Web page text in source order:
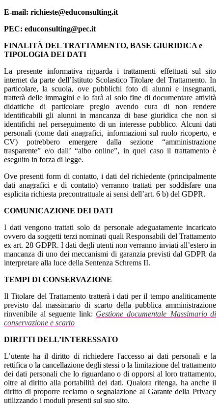
E-mail: richieste@educonsulting.it
PEC: educonsulting@pec.it
FINALITÀ DEL TRATTAMENTO, BASE GIURIDICA e
TIPOLOGIA DEI DATI
La presente informativa riguarda i trattamenti effettuati sul sito
internet da parte dell’Istituto Scolastico Titolare del Trattamento. In
particolare, la scuola, ove pubblichi foto di alunni e insegnanti,
tratterà delle immagini e lo farà al solo fine di documentare attività
didattiche di particolare pregio avendo cura di non rendere
identificabili gli alunni in mancanza di base giuridica che non si
identifichi nel perseguimento di un interesse pubblico. Alcuni dati
personali (come dati anagrafici, informazioni sul ruolo ricoperto, e
CV) potrebbero emergere dalla sezione “amministrazione
trasparente” e/o dall’ “albo online”, in quel caso il trattamento è
eseguito in forza di legge.
Ove presenti form di contatto, i dati del richiedente (principalmente
dati anagrafici e di contatto) verranno trattati per soddisfare una
esplicita richiesta precontrattuale ai sensi dell’art. 6 b) del GDPR.
COMUNICAZIONE DEI DATI
I dati vengono trattati solo da personale adeguatamente incaricato
ovvero da soggetti terzi nominati quali Responsabili del Trattamento
ex art. 28 GDPR. I dati degli utenti non verranno inviati all’estero in
mancanza di uno dei meccanismi di garanzia previsti dal GDPR da
interpretare alla luce della Sentenza Schrems II.
TEMPI DI CONSERVAZIONE
Il Titolare del Trattamento tratterà i dati per il tempo analiticamente
previsto dal massimario di scarto della pubblica amministrazione
rinvenibile al seguente link: Gestione documentale_Massimario di
conservazione e scarto
DIRITTI DELL’INTERESSATO
L’utente ha il diritto di richiedere l'accesso ai dati personali e la
rettifica o la cancellazione degli stessi o la limitazione del trattamento
dei dati personali che lo riguardano o di opporsi al loro trattamento,
oltre al diritto alla portabilità dei dati. Qualora ritenga, ha anche il
diritto di proporre reclamo o segnalazione al Garante della Privacy
utilizzando i moduli presenti sul suo sito.